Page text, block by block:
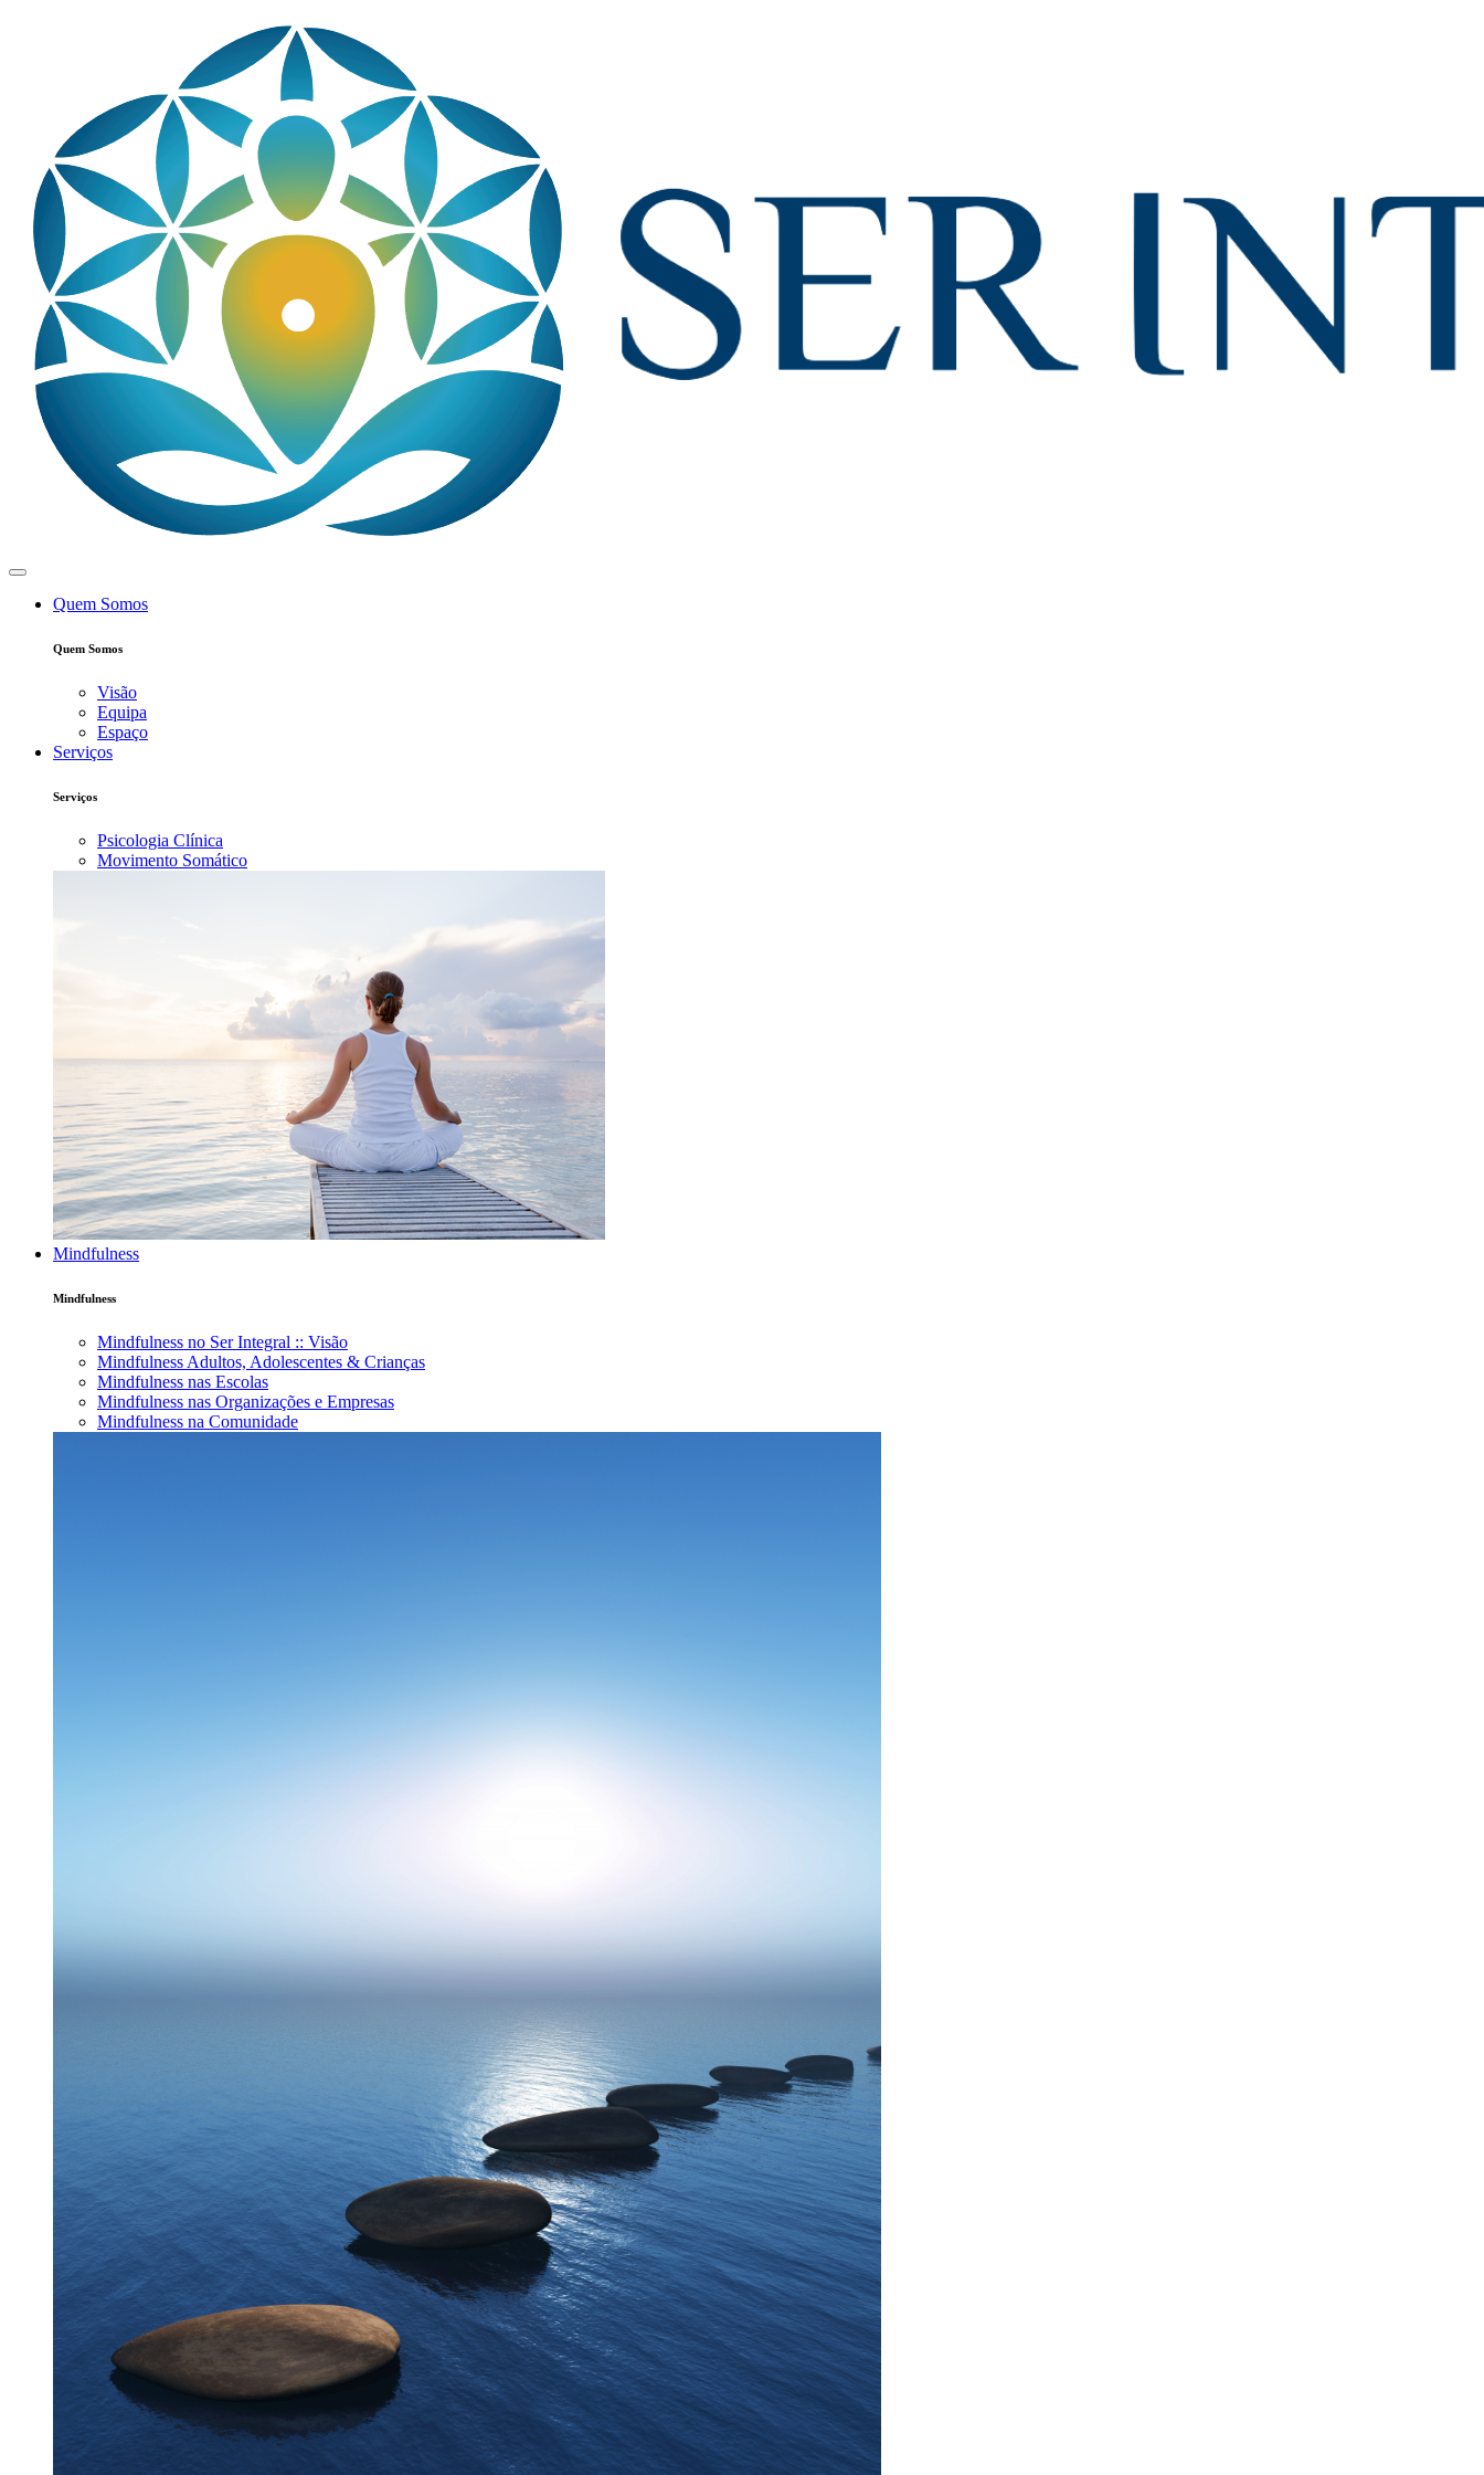
Quem Somos
Quem Somos
Visão
Equipa
Espaço
Serviços
Serviços
Psicologia Clínica
Movimento Somático
Mindfulness
Mindfulness
Mindfulness no Ser Integral :: Visão
Mindfulness Adultos, Adolescentes & Crianças
Mindfulness nas Escolas
Mindfulness nas Organizações e Empresas
Mindfulness na Comunidade